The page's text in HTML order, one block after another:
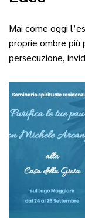
Mai come oggi
proprie ombre più
persecuzione,